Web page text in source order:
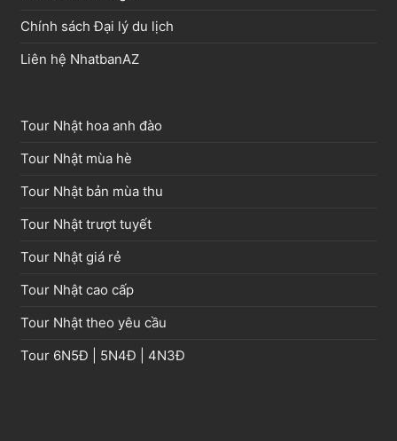
Chính sách Đại lý du lịch
Liên hệ NhatbanAZ
Tour Nhật hoa anh đào
Tour Nhật mùa hè
Tour Nhật bản mùa thu
Tour Nhật trượt tuyết
Tour Nhật giá rẻ
Tour Nhật cao cấp
Tour Nhật theo yêu cầu
Tour 6N5Đ 5N4Đ 4N3Đ